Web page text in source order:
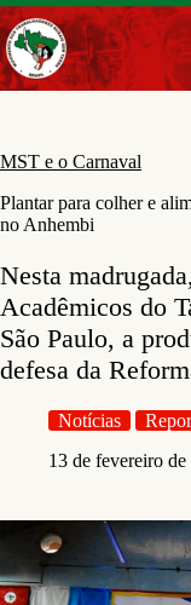
Pular
para
o
conteúdo
MST e o Carnaval
Plantar para colher e
no Anhembi
Nesta
Acadêmicos do
São Paulo, a
defesa da
Notícias
13 de fevereiro de